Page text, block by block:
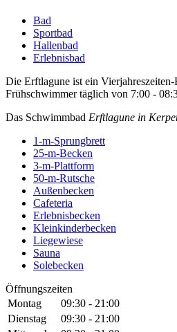
Bad
Sportbad
Hallenbad
Erlebnisbad
Die Erftlagune ist ein
Frühschwimmer täglich von 7:00 -
Das Schwimmbad Erftlagune in
1-m-Sprungbrett
25-m-Becken
3-m-Plattform
50-m-Rutsche
Außenbecken
Cafeteria
Erlebnisbecken
Kleinkinderbecken
Liegewiese
Sauna
Solebecken
Öffnungszeiten
Montag
09:30 - 21:00
Dienstag
09:30 - 21:00